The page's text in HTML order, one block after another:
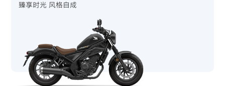
臻享时光 风格自成